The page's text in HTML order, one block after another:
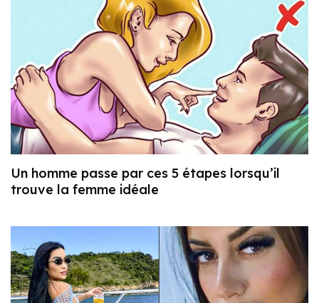
Un homme passe par ces 5 étapes lorsqu’il
trouve la femme idéale